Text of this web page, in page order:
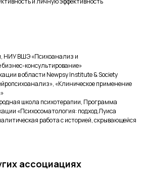
НИУ ВШЭ «Психоанализ и
бизнес-консультирование»
в области Newpsy Institute & Society
«Клиническое применение
школа психотерапии, Программа
«Психосоматология: подход Луиса
работа с историей, скрывающейся
ассоциациях